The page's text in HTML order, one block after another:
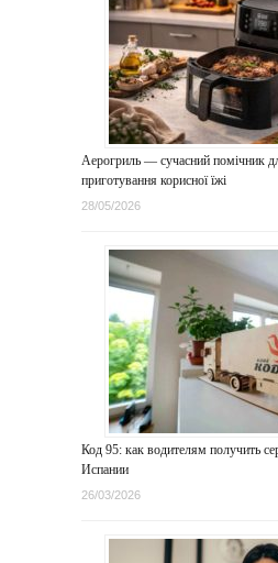
Аерогриль — сучасний помічник
приготування корисної їжі
28/05/2026
Код 95: как водителям получить
Испании
26/03/2026